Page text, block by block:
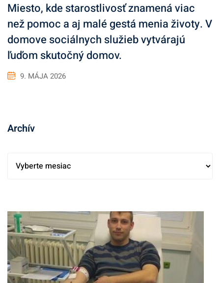
Miesto, kde starostlivosť znamená viac
než pomoc a aj malé gestá menia životy. V
domove sociálnych služieb vytvárajú
ľuďom skutočný domov.
9. MÁJA 2026
Archív
í
v